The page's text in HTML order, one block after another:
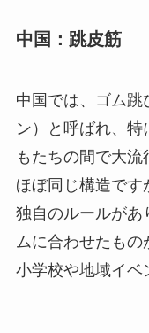
中国：跳皮筋
中国では、ゴム跳
ン）と呼ばれ、
もたちの間で大流
ほぼ同じ構造です
独自のルールがあ
ムに合わせたも
小学校や地域イベ